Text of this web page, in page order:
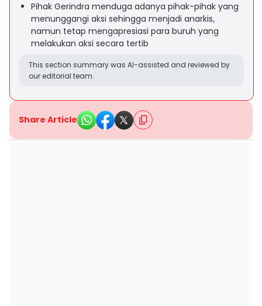
Pihak Gerindra menduga adanya pihak-pihak yang
menunggangi aksi sehingga menjadi anarkis,
namun tetap mengapresiasi para buruh yang
melakukan aksi secara tertib
This section summary was AI-assisted and reviewed by
our editorial team.
Share Article